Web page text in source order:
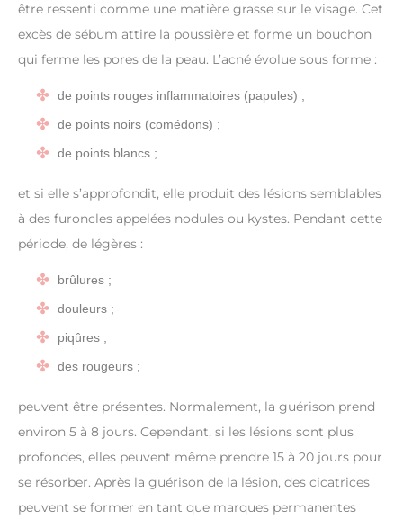
être ressenti comme une matière grasse sur le visage. Cet
excès de sébum attire la poussière et forme un bouchon
qui ferme les pores de la peau. L’acné évolue sous forme :
de points rouges inflammatoires (papules) ;
de points noirs (comédons) ;
de points blancs ;
et si elle s’approfondit, elle produit des lésions semblables
à des furoncles appelées nodules ou kystes. Pendant cette
période, de légères :
brûlures ;
douleurs ;
piqûres ;
des rougeurs ;
peuvent être présentes. Normalement, la guérison prend
environ 5 à 8 jours. Cependant, si les lésions sont plus
profondes, elles peuvent même prendre 15 à 20 jours pour
se résorber. Après la guérison de la lésion, des cicatrices
peuvent se former en tant que marques permanentes